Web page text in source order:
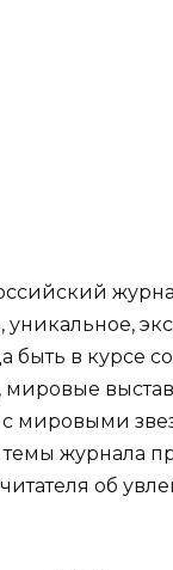
быть в курсе
мировыми
журнала
об